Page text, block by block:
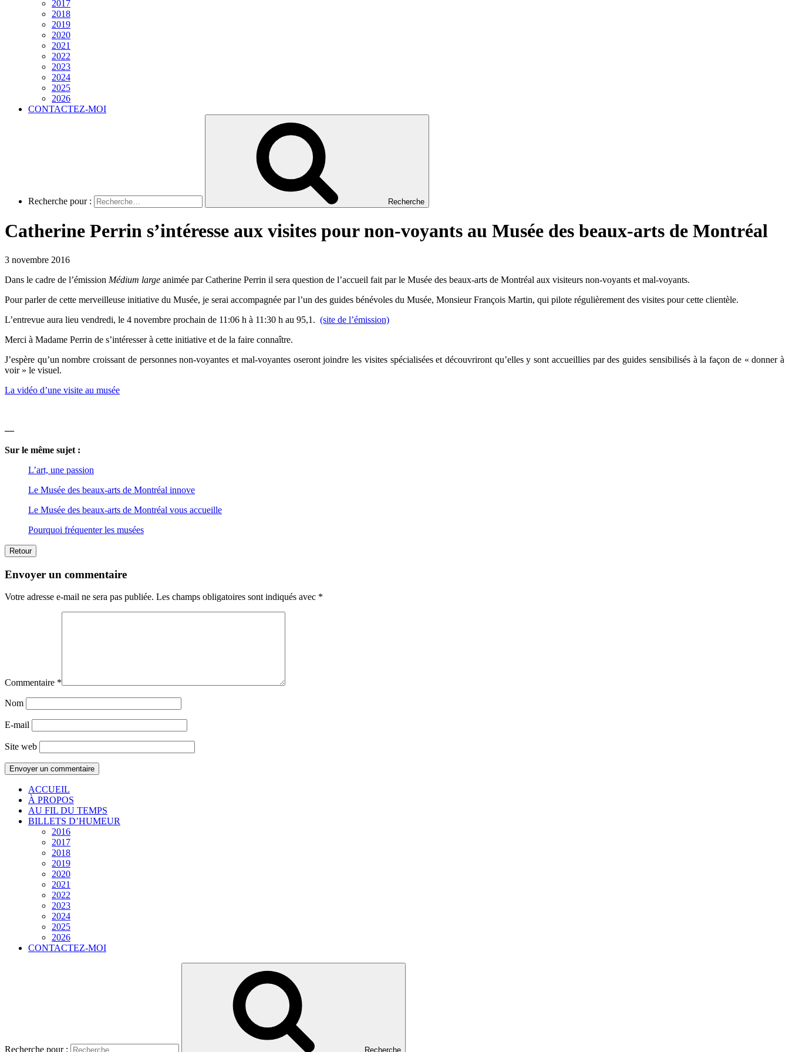
2017
2018
2019
2020
2021
2022
2023
2024
2025
2026
CONTACTEZ-MOI
Recherche pour : Recherche
Catherine Perrin s’intéresse aux visites pour non-voyants au Musée des beaux-arts de Montréal
3 novembre 2016
Dans le cadre de l’émission Médium large animée par Catherine Perrin il sera question de l’accueil fait par le Musée des beaux-arts de Montréal aux visiteurs non-voyants et mal-voyants.
Pour parler de cette merveilleuse initiative du Musée, je serai accompagnée par l’un des guides bénévoles du Musée, Monsieur François Martin, qui pilote régulièrement des visites pour cette clientèle.
L’entrevue aura lieu vendredi, le 4 novembre prochain de 11:06 h à 11:30 h au 95,1. (site de l’émission)
Merci à Madame Perrin de s’intéresser à cette initiative et de la faire connaître.
J’espère qu’un nombre croissant de personnes non-voyantes et mal-voyantes oseront joindre les visites spécialisées et découvriront qu’elles y sont accueillies par des guides sensibilisés à la façon de « donner à
voir » le visuel.
La vidéo d’une visite au musée
—
Sur le même sujet :
L’art, une passion
Le Musée des beaux-arts de Montréal innove
Le Musée des beaux-arts de Montréal vous accueille
Pourquoi fréquenter les musées
Retour
Envoyer un commentaire
Votre adresse e-mail ne sera pas publiée. Les champs obligatoires sont indiqués avec *
Commentaire *
Nom
E-mail
Site web
ACCUEIL
À PROPOS
AU FIL DU TEMPS
BILLETS D’HUMEUR
2016
2017
2018
2019
2020
2021
2022
2023
2024
2025
2026
CONTACTEZ-MOI
Recherche pour : Recherche